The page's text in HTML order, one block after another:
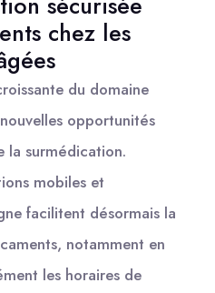
chez les
du domaine
opportunités
la surmédication.
mobiles et
facilitent désormais la
notamment en
les horaires de